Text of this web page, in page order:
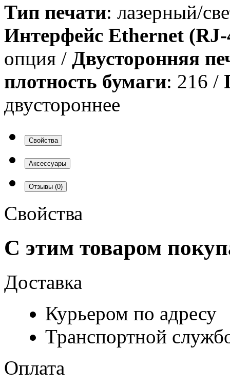
Тип печати: лазерный/
Интерфейс Ethernet
опция / Двусторонняя
плотность бумаги: 216 /
двустороннее
Свойства
Аксессуары
Отзывы (0)
Свойства
С этим товаром
Доставка
Курьером по адресу
Транспортной
Оплата